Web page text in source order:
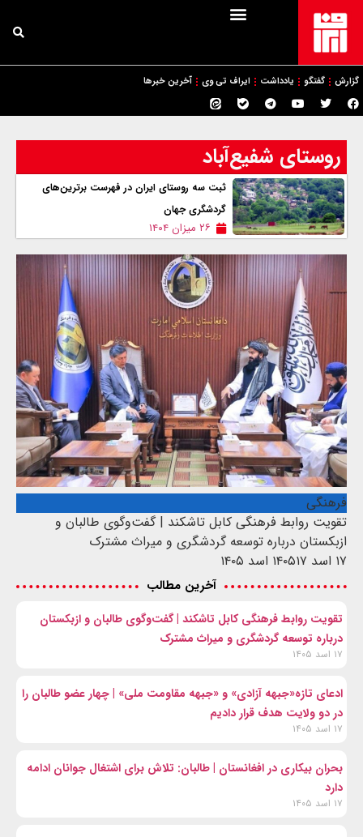
گزارش گفتگو یادداشت ایراف تی وی آخرین خبرها
روستای شفیع‌آباد
ثبت سه روستای ایران در فهرست برترین‌های
گردشگری جهان
۲۶ میزان ۱۴۰۴
فرهنگی
تقویت روابط فرهنگی کابل تاشکند | گفت‌وگوی طالبان و
ازبکستان درباره توسعه گردشگری و میراث مشترک
۱۷ اسد ۱۴۰۵
۱۷ اسد ۱۴۰۵
آخرین مطالب
تقویت روابط فرهنگی کابل تاشکند | گفت‌وگوی طالبان و ازبکستان
درباره توسعه گردشگری و میراث مشترک
۱۷ اسد ۱۴۰۵
ادعای تازه«جبهه آزادی» و «جبهه مقاومت ملی» | چهار عضو طالبان را
در دو ولایت هدف قرار دادیم
۱۷ اسد ۱۴۰۵
بحران بیکاری در افغانستان | طالبان: تلاش برای اشتغال جوانان ادامه
دارد
۱۷ اسد ۱۴۰۵